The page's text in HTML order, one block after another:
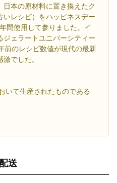
本の原材料に置き換えたク
いレシピ）をハッピネスデー
間使用して参りました。イ
ジェラートユニバーシティー
前のレシピ数値が現代の最新
でした。
いて生産されたものである
送